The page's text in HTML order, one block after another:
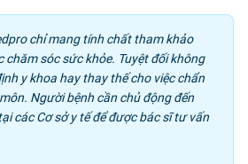
chỉ mang tính chất tham khảo
chăm sóc sức khỏe. Tuyệt đối không
y khoa hay thay thế cho việc chẩn
Người bệnh cần chủ động đến
các Cơ sở y tế để được bác sĩ tư vấn